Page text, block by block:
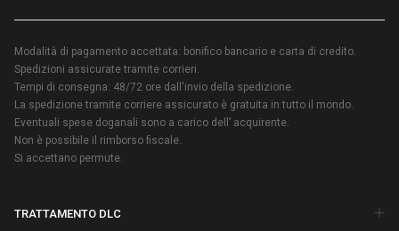
Modalità di pagamento accettata: bonifico bancario e carta di credito.
Spedizioni assicurate tramite corrieri.
Tempi di consegna: 48/72 ore dall'invio della spedizione.
La spedizione tramite corriere assicurato è gratuita in tutto il mondo.
Eventuali spese doganali sono a carico dell’ acquirente.
Non è possibile il rimborso fiscale.
Si accettano permute.
TRATTAMENTO DLC